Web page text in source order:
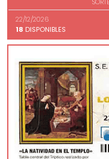
22/12/2026
18 DISPONIBLES